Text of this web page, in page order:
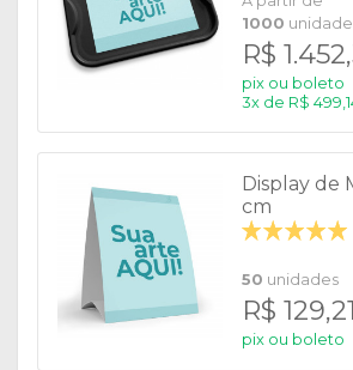
1000
R$
pix ou boleto
3x de R$
Display de
cm
50 unidades
R$ 129,21
pix ou boleto